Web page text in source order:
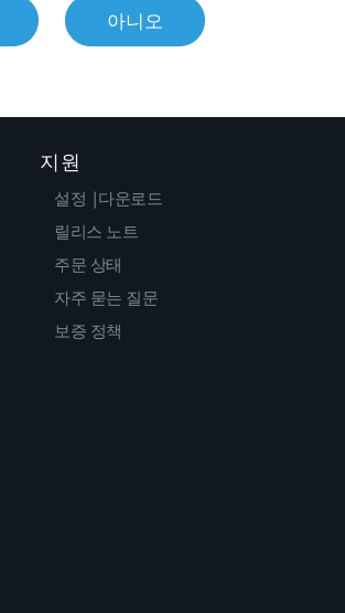
아니오
지원
설정 |다운로드
릴리스 노트
주문 상태
자주 묻는 질문
보증 정책